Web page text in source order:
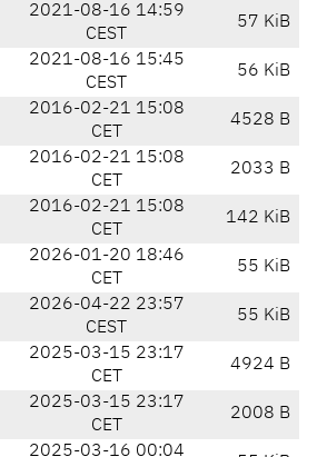
2021-08-16 14:59
CEST
57 KiB
2021-08-16 15:45
CEST
56 KiB
2016-02-21 15:08
CET
4528 B
2016-02-21 15:08
CET
2033 B
2016-02-21 15:08
CET
142 KiB
2026-01-20 18:46
CET
55 KiB
2026-04-22 23:57
CEST
55 KiB
2025-03-15 23:17
CET
4924 B
2025-03-15 23:17
CET
2008 B
2025-03-16 00:04